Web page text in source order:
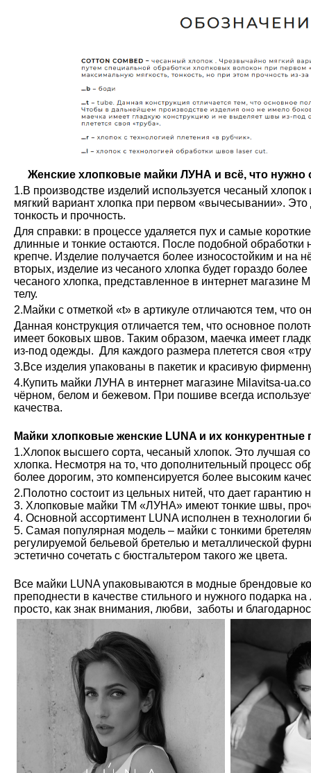
Женские хлопковые майки ЛУНА и всё, что нужно
1.В производстве изделий используется чесаный
мягкий вариант хлопка при первом «вычесывании». Это
тонкость и прочность.
Для справки: в процессе удаляется пух и самые
длинные и тонкие остаются. После подобной обработки
крепче. Изделие получается более износостойким и на
вторых, изделие из чесаного хлопка будет гораздо
чесаного хлопка, представленное в интернет магазине
телу.
2.Майки с отметкой «t» в артикуле отличаются тем, что
Данная конструкция отличается тем, что основное
имеет боковых швов. Таким образом, маечка имеет
из-под одежды. Для каждого размера плетется своя
3.Все изделия упакованы в пакетик и красивую
4.Купить майки ЛУНА в интернет магазине Milavitsa-
чёрном, белом и бежевом. При пошиве всегда
качества.
Майки хлопковые женские LUNA и их конкурентные
1.Хлопок высшего сорта, чесаный хлопок. Это лучшая
хлопка. Несмотря на то, что дополнительный процесс
более дорогим, это компенсируется более высоким
2.Полотно состоит из цельных нитей, что дает гарантию
3. Хлопковые майки ТМ «ЛУНА» имеют тонкие швы,
4. Основной ассортимент LUNA исполнен в технологии
5. Самая популярная модель – майки с тонкими
регулируемой бельевой бретелью и металлической
эстетично сочетать с бюстгальтером такого же цвета.
Все майки LUNA упаковываются в модные брендовые
преподнести в качестве стильного и нужного подарка
просто, как знак внимания, любви, заботы и